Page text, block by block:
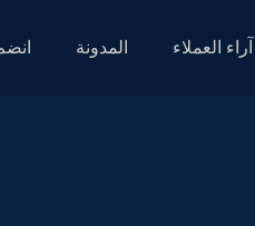
آراء العملاء المدونة